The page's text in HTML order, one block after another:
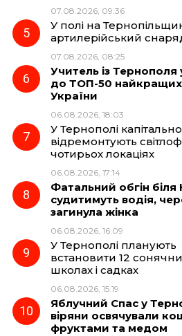
07.08.2026, 09:36
У полі на
артилерійський
07.08.2026, 08:25
Учитель із Тернополя
до ТОП-50 найкращих
України
06.08.2026, 18:03
У Тернополі капітально
відремонтують
чотирьох локаціях
06.08.2026, 17:14
Фатальний обгін біля
судитимуть водія,
загинула жінка
06.08.2026, 16:09
У Тернополі планують
встановити 12
школах і садках
06.08.2026, 15:19
Яблучний Спас у
віряни освячували
фруктами та медом